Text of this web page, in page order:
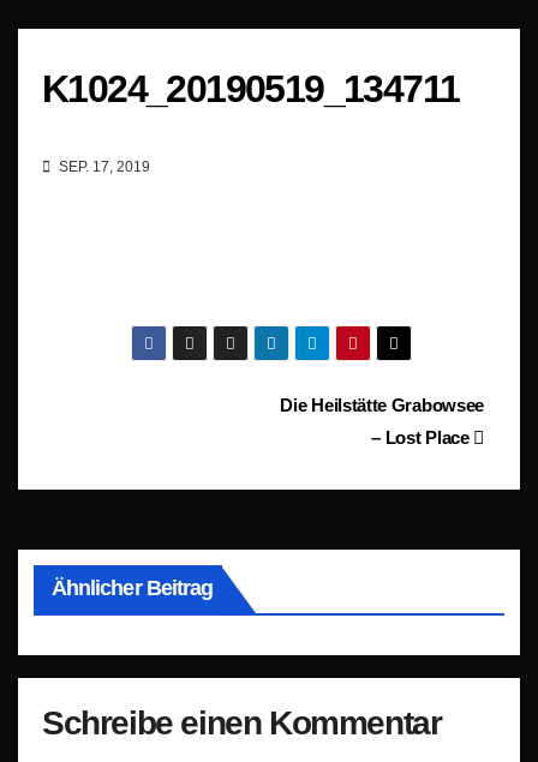
K1024_20190519_134711
SEP. 17, 2019
BeitragsnavigationDie Heilstätte Grabowsee
– Lost Place
Ähnlicher Beitrag
Schreibe einen Kommentar